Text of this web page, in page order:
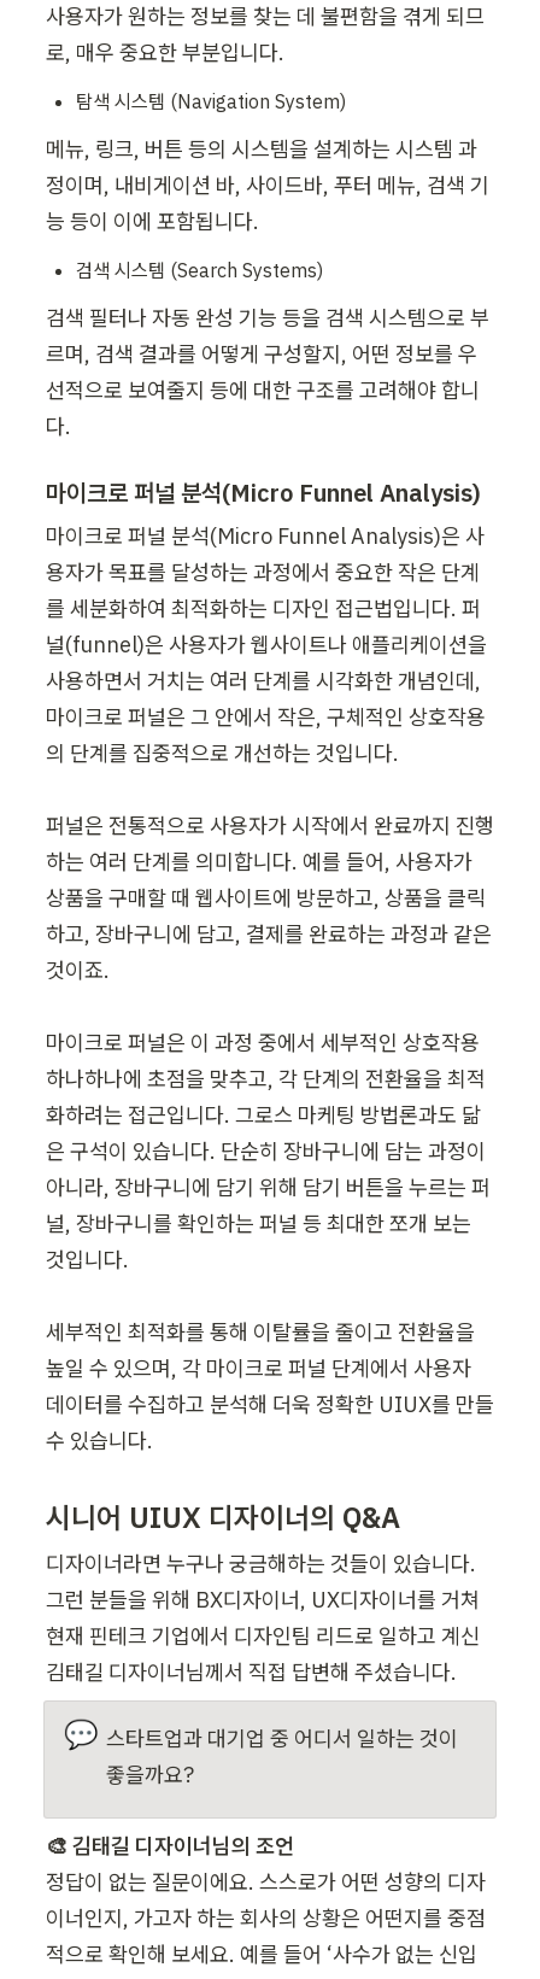
사용자가 원하는 정보를 찾는 데 불편함을 겪게 되므
로, 매우 중요한 부분입니다.
탐색 시스템 (Navigation System)
메뉴, 링크, 버튼 등의 시스템을 설계하는 시스템 과
정이며, 내비게이션 바, 사이드바, 푸터 메뉴, 검색 기
능 등이 이에 포함됩니다.
검색 시스템 (Search Systems)
검색 필터나 자동 완성 기능 등을 검색 시스템으로 부
르며, 검색 결과를 어떻게 구성할지, 어떤 정보를 우
선적으로 보여줄지 등에 대한 구조를 고려해야 합니
다.
마이크로 퍼널 분석(Micro Funnel Analysis)
마이크로 퍼널 분석(Micro Funnel Analysis)은 사
용자가 목표를 달성하는 과정에서 중요한 작은 단계
를 세분화하여 최적화하는 디자인 접근법입니다. 퍼
널(funnel)은 사용자가 웹사이트나 애플리케이션을
사용하면서 거치는 여러 단계를 시각화한 개념인데,
마이크로 퍼널은 그 안에서 작은, 구체적인 상호작용
의 단계를 집중적으로 개선하는 것입니다.
퍼널은 전통적으로 사용자가 시작에서 완료까지 진행
하는 여러 단계를 의미합니다. 예를 들어, 사용자가
상품을 구매할 때 웹사이트에 방문하고, 상품을 클릭
하고, 장바구니에 담고, 결제를 완료하는 과정과 같은
것이죠.
마이크로 퍼널은 이 과정 중에서 세부적인 상호작용
하나하나에 초점을 맞추고, 각 단계의 전환율을 최적
화하려는 접근입니다. 그로스 마케팅 방법론과도 닮
은 구석이 있습니다. 단순히 장바구니에 담는 과정이
아니라, 장바구니에 담기 위해 담기 버튼을 누르는 퍼
널, 장바구니를 확인하는 퍼널 등 최대한 쪼개 보는
것입니다.
세부적인 최적화를 통해 이탈률을 줄이고 전환율을
높일 수 있으며, 각 마이크로 퍼널 단계에서 사용자
데이터를 수집하고 분석해 더욱 정확한 UIUX를 만들
수 있습니다.
시니어 UIUX 디자이너의 Q&A
디자이너라면 누구나 궁금해하는 것들이 있습니다.
그런 분들을 위해 BX디자이너, UX디자이너를 거쳐
현재 핀테크 기업에서 디자인팀 리드로 일하고 계신
김태길 디자이너님께서 직접 답변해 주셨습니다.
💬 스타트업과 대기업 중 어디서 일하는 것이
좋을까요?
정답이 없는 질문이에요. 스스로가 어떤 성향의 디자
이너인지, 가고자 하는 회사의 상황은 어떤지를 중점
적으로 확인해 보세요. 예를 들어 ‘사수가 없는 신입